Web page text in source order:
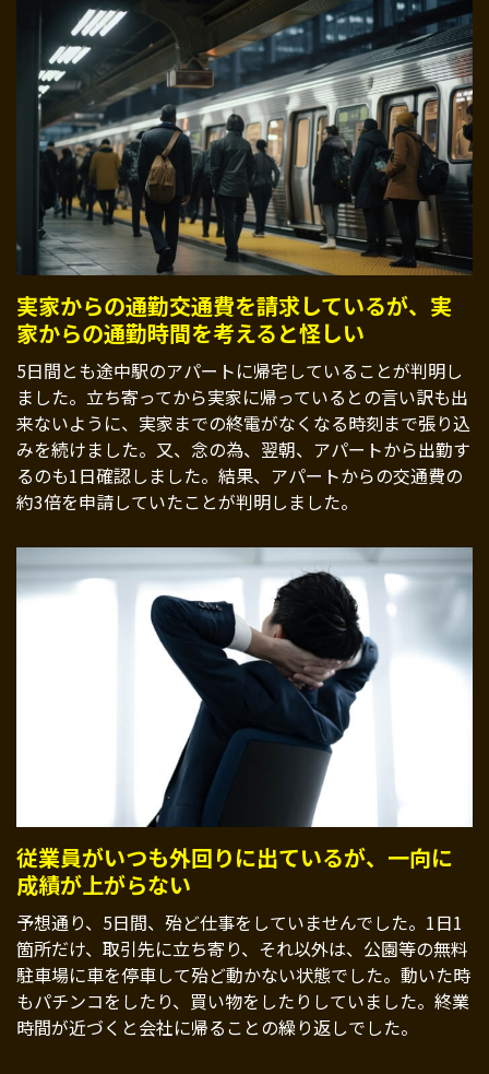
実家からの通勤交通費を請求しているが、実
家からの通勤時間を考えると怪しい
5日間とも途中駅のアパートに帰宅していることが判明し
ました。立ち寄ってから実家に帰っているとの言い訳も出
来ないように、実家までの終電がなくなる時刻まで張り込
みを続けました。又、念の為、翌朝、アパートから出勤す
るのも1日確認しました。結果、アパートからの交通費の
約3倍を申請していたことが判明しました。
従業員がいつも外回りに出ているが、一向に
成績が上がらない
予想通り、5日間、殆ど仕事をしていませんでした。1日1
箇所だけ、取引先に立ち寄り、それ以外は、公園等の無料
駐車場に車を停車して殆ど動かない状態でした。動いた時
もパチンコをしたり、買い物をしたりしていました。終業
時間が近づくと会社に帰ることの繰り返しでした。